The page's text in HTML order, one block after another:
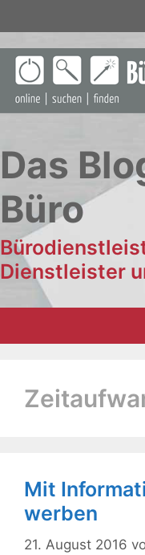
Inhalt
springen
Das
Büro
Dienstleister
Mit
werben
21. August 2016